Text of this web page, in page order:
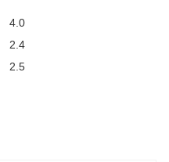
4.0
2.4
2.5